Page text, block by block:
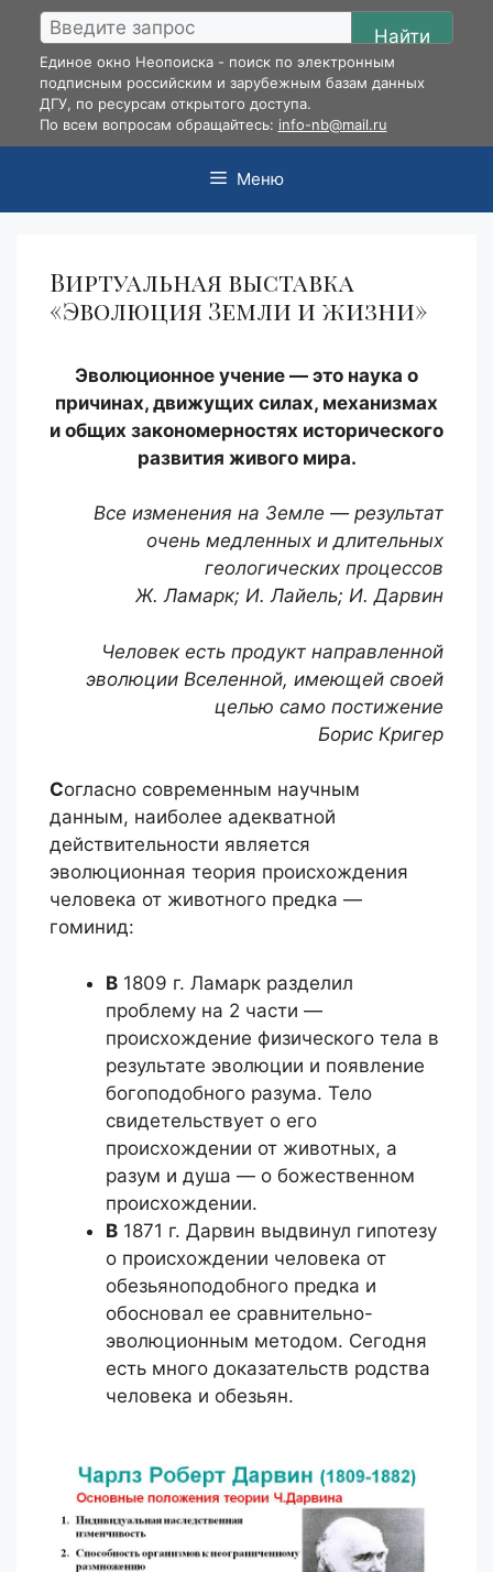
Перейти
содержимому
Найти
Единое окно Неопоиска - поиск по электронным
подписным российским и зарубежным базам данных
ДГУ, по ресурсам открытого доступа.
По всем вопросам обращайтесь: info-nb@mail.ru
Меню
Виртуальная выставка
«Эволюция Земли и жизни»
Эволюционное учение — это наука о
причинах, движущих силах, механизмах
и общих закономерностях исторического
развития живого мира.
Все изменения на Земле — результат
очень медленных и длительных
геологических процессов
Ж. Ламарк; И. Лайель; И. Дарвин
Человек есть продукт направленной
эволюции Вселенной, имеющей своей
целью само постижение
Борис Кригер
Согласно современным научным
данным, наиболее адекватной
действительности является
эволюционная теория происхождения
человека от животного предка —
гоминид:
В 1809 г. Ламарк разделил
проблему на 2 части —
происхождение физического тела в
результате эволюции и появление
богоподобного разума. Тело
свидетельствует о его
происхождении от животных, а
разум и душа — о божественном
происхождении.
В 1871 г. Дарвин выдвинул гипотезу
о происхождении человека от
обезьяноподобного предка и
обосновал ее сравнительно-
эволюционным методом. Сегодня
есть много доказательств родства
человека и обезьян.